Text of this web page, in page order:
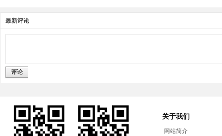
最新评论
评论
关于我们
网站简介